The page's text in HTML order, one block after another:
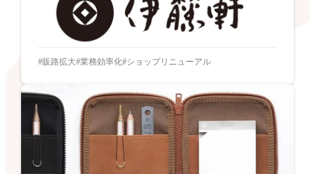
販路拡大 業務効率化 ショップリニューアル